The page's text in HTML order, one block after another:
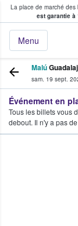
La place de marché des
est garantie à
Menu
fans
Malú
sam. 19 sept.
Événement en
Tous les billets vous
debout. Il n'y a pas